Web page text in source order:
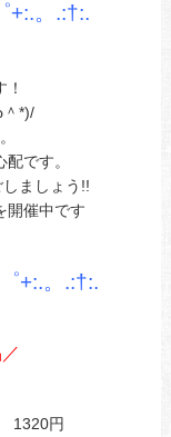
+:.。.:†:.
*)/
です。
ましょう!!
開催中です
+:.。.:†:.
円